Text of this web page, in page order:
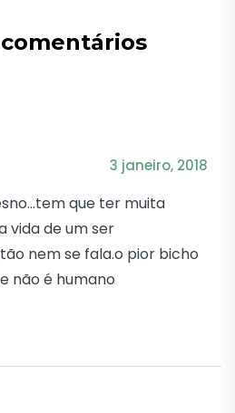
3 janeiro, 2018
que ter muita
vida de um ser
nem se fala.o pior bicho
não é humano